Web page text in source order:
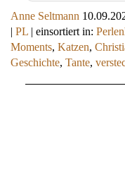
Anne Seltmann
| PL | einsortiert in:
Moments, Katzen,
Geschichte, Tante,